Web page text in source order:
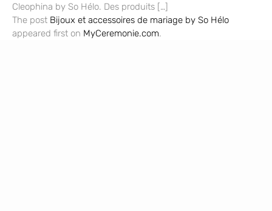
Cleophina by So Hélo. Des produits […]
The post Bijoux et accessoires de mariage by So Hélo
appeared first on MyCeremonie.com.